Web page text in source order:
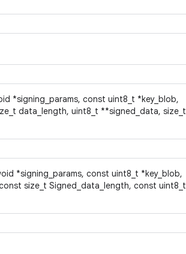
*signing_params, const uint8_t *key_blob,
data_length, uint8_t **signed_data, size_t
*signing_params, const uint8_t *key_blob,
size_t Signed_data_length, const uint8_t